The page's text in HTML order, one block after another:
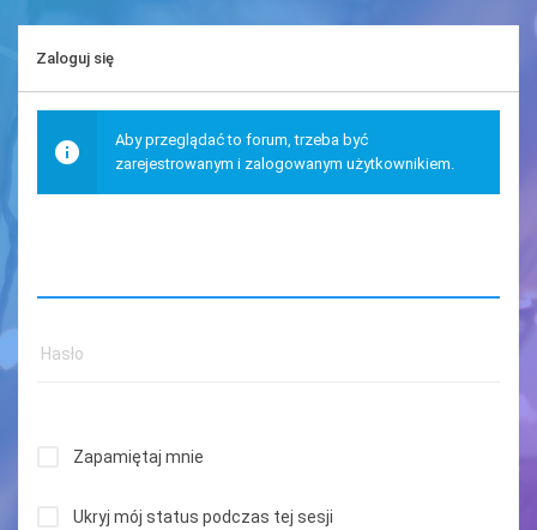
Zaloguj się
Aby przeglądać to forum, trzeba być
zarejestrowanym i zalogowanym użytkownikiem.
Zapamiętaj mnie
Ukryj mój status podczas tej sesji